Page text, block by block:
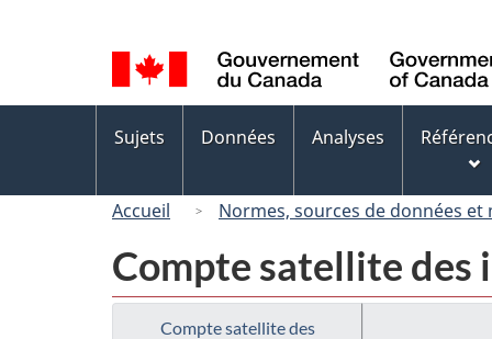
de
la
langue
des
Sujets Données Analyses
Accueil Normes, sources de données et
Compte satellite
Compte satellite des